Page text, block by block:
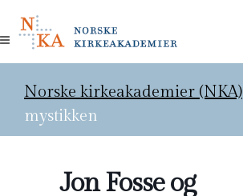
Norske kirkeakademier (NKA)
mystikken
Jon Fosse og